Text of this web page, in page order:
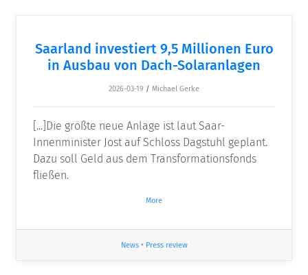
Saarland investiert 9,5 Millionen Euro
in Ausbau von Dach-Solaranlagen
2026-03-19 / Michael Gerke
[...]Die größte neue Anlage ist laut Saar-
Innenminister Jost auf Schloss Dagstuhl geplant.
Dazu soll Geld aus dem Transformationsfonds
fließen.
More
News• Press review